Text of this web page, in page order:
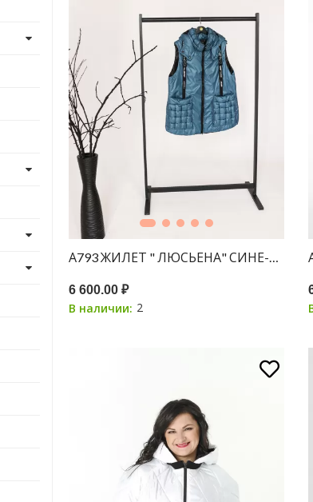
А793 ЖИЛЕТ " ЛЮСЬЕНА" СИНЕ-
6 600.00 ₽
В наличии: 2